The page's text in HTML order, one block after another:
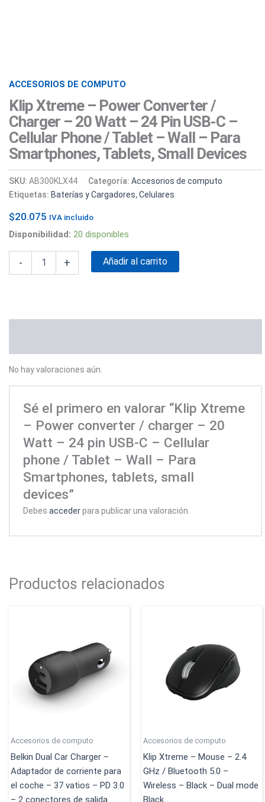
ACCESORIOS DE COMPUTO
Klip Xtreme – Power Converter /
Charger – 20 Watt – 24 Pin USB-C –
Cellular Phone / Tablet – Wall – Para
Smartphones, Tablets, Small Devices
SKU: AB300KLX44 Categoría: Accesorios de computo
Etiquetas: Baterías y Cargadores,Celulares
$20.075 IVA incluido
Disponibilidad: 20 disponibles
-
Para
Smartphones,
tablets,
small
devices
cantidad
+ Añadir al carrito
No hay valoraciones aún.
Sé el primero en valorar “Klip Xtreme
– Power converter / charger – 20
Watt – 24 pin USB-C – Cellular
phone / Tablet – Wall – Para
Smartphones, tablets, small
devices”
Debesaccederpara publicar una valoración.
Productos relacionados
Accesorios de computo
Belkin Dual Car Charger –
Adaptador de corriente para
el coche – 37 vatios – PD 3.0
– 2 conectores de salida
Accesorios de computo
Klip Xtreme – Mouse – 2.4
GHz / Bluetooth 5.0 –
Wireless – Black – Dual mode
Black